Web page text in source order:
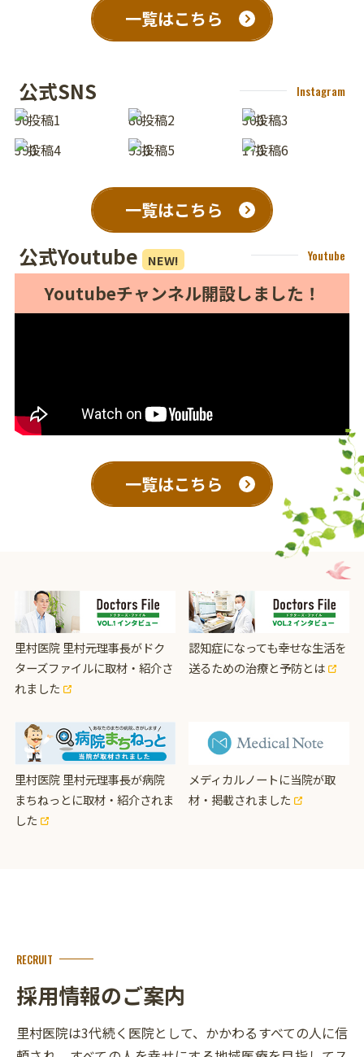
一覧はこちら
公式SNS Instagram
90 80 300
390 530 170
一覧はこちら
公式Youtube NEW! Youtube
Youtubeチャンネル開設しました！
一覧はこちら
里村医院 里村元理事長がドク
ターズファイルに取材・紹介さ
れました
認知症になっても幸せな生活を
送るための治療と予防とは
里村医院 里村元理事長が病院
まちねっとに取材・紹介されま
した
メディカルノートに当院が取
材・掲載されました
RECRUIT
採用情報のご案内
里村医院は3代続く医院として、かかわるすべての人に信